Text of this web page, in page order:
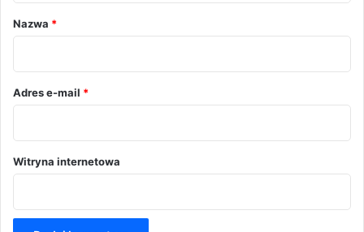
r
*
Nazwa *
Adres e-mail *
Witryna internetowa